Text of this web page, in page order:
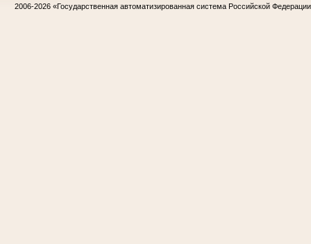
2006-2026 «Государственная автоматизированная система Российской